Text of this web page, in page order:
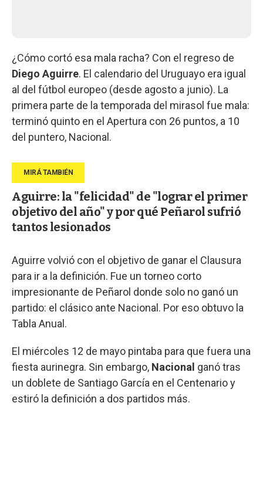
¿Cómo cortó esa mala racha? Con el regreso de
Diego Aguirre. El calendario del Uruguayo era igual
al del fútbol europeo (desde agosto a junio). La
primera parte de la temporada del mirasol fue mala:
terminó quinto en el Apertura con 26 puntos, a 10
del puntero, Nacional.
Aguirre: la "felicidad" de "lograr el primer
objetivo del año" y por qué Peñarol sufrió
tantos lesionados
Aguirre volvió con el objetivo de ganar el Clausura
para ir a la definición. Fue un torneo corto
impresionante de Peñarol donde solo no ganó un
partido: el clásico ante Nacional. Por eso obtuvo la
Tabla Anual.
El miércoles 12 de mayo pintaba para que fuera una
fiesta aurinegra. Sin embargo, Nacional ganó tras
un doblete de Santiago García en el Centenario y
estiró la definición a dos partidos más.